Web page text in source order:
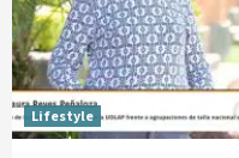
Lifestyle